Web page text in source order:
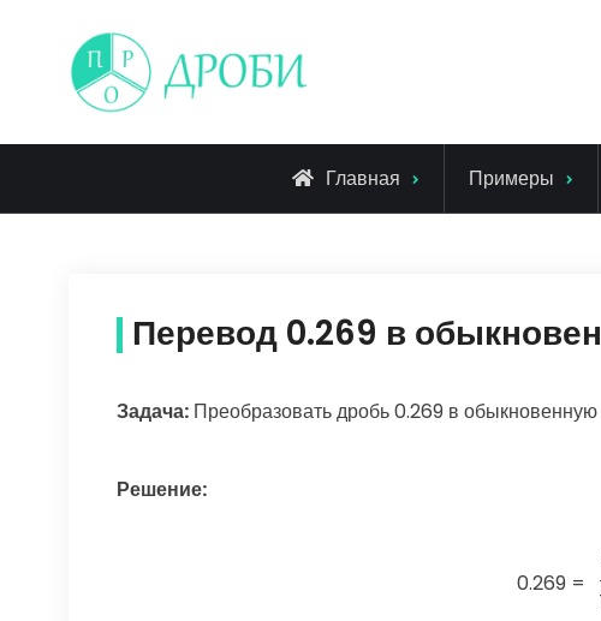
content
Главная Примеры
Перевод 0.269 в
Задача: Преобразовать дробь 0.269 в обыкновенную
Решение:
0.269 =